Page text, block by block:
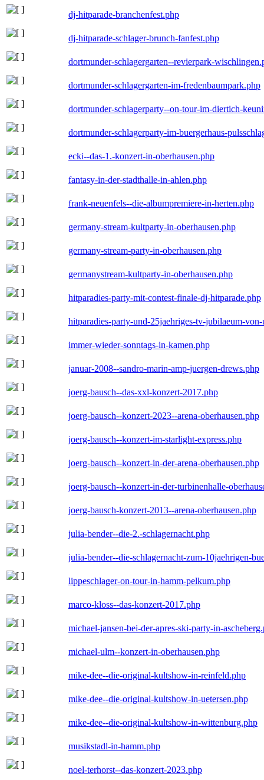
dj-hitparade-branchenfest.php
dj-hitparade-schlager-brunch-fanfest.php
dortmunder-schlagergarten--revierpark-
dortmunder-schlagergarten-im-fredenbaumpark.php
dortmunder-schlagerparty--on-tour-im-diertich-
dortmunder-schlagerparty-im-buergerhaus-
ecki--das-1.-konzert-in-oberhausen.php
fantasy-in-der-stadthalle-in-ahlen.php
frank-neuenfels--die-albumpremiere-in-herten.php
germany-stream-kultparty-in-oberhausen.php
germany-stream-party-in-oberhausen.php
germanystream-kultparty-in-oberhausen.php
hitparadies-party-mit-contest-finale-dj-hitparade.php
hitparadies-party-und-25jaehriges-tv-jubilaeum-
immer-wieder-sonntags-in-kamen.php
januar-2008--sandro-marin-amp-juergen-drews.php
joerg-bausch--das-xxl-konzert-2017.php
joerg-bausch--konzert-2023--arena-oberhausen.php
joerg-bausch--konzert-im-starlight-express.php
joerg-bausch--konzert-in-der-arena-oberhausen.php
joerg-bausch--konzert-in-der-turbinenhalle-
joerg-bausch-konzert-2013--arena-oberhausen.php
julia-bender--die-2.-schlagernacht.php
julia-bender--die-schlagernacht-zum-10jaehrigen-
lippeschlager-on-tour-in-hamm-pelkum.php
marco-kloss--das-konzert-2017.php
michael-jansen-bei-der-apres-ski-party-in-
michael-ulm--konzert-in-oberhausen.php
mike-dee--die-original-kultshow-in-reinfeld.php
mike-dee--die-original-kultshow-in-uetersen.php
mike-dee--die-original-kultshow-in-wittenburg.php
musikstadl-in-hamm.php
noel-terhorst--das-konzert-2023.php